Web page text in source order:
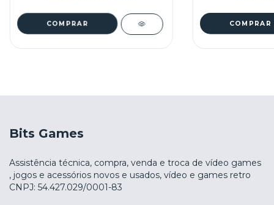
Bits Games
Assistência técnica, compra, venda e troca de vídeo games
, jogos e acessórios novos e usados, vídeo e games retro
CNPJ: 54.427.029/0001-83